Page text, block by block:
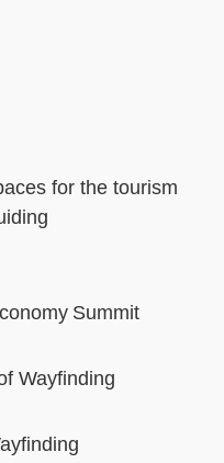
for the tourism
Summit
Wayfinding